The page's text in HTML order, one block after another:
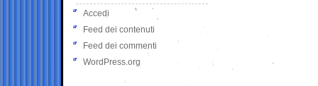
Accedi
Feed dei contenuti
Feed dei commenti
WordPress.org